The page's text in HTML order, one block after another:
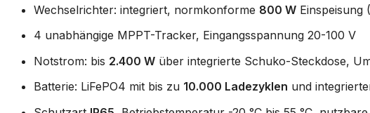
Wechselrichter: integriert, normkonforme 800 W
4 unabhängige MPPT-Tracker, Eingangsspannung 20-100 V
Notstrom: bis 2.400 W über integrierte Schuko-Steckdose,
Batterie: LiFePO4 mit bis zu 10.000 Ladezyklen und